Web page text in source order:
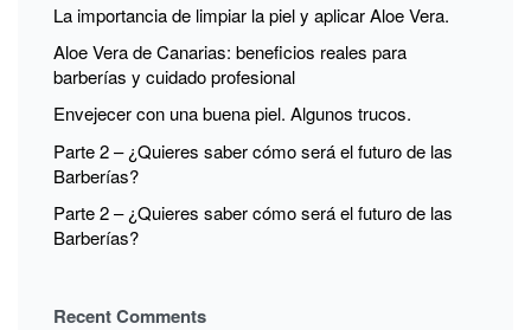
La importancia de limpiar la piel y aplicar Aloe Vera.
Aloe Vera de Canarias: beneficios reales para
barberías y cuidado profesional
Envejecer con una buena piel. Algunos trucos.
Parte 2 – ¿Quieres saber cómo será el futuro de las
Barberías?
Parte 2 – ¿Quieres saber cómo será el futuro de las
Barberías?
Recent Comments